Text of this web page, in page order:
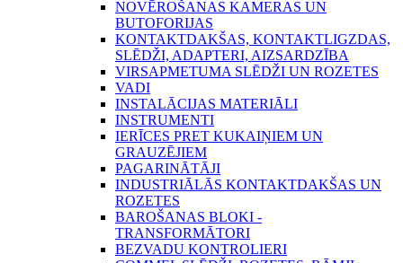
NOVĒROŠANAS KAMERAS UN
BUTOFORIJAS
KONTAKTDAKŠAS, KONTAKTLIGZDAS,
SLĒDŽI, ADAPTERI, AIZSARDZĪBA
VIRSAPMETUMA SLĒDŽI UN ROZETES
VADI
INSTALĀCIJAS MATERIĀLI
INSTRUMENTI
IERĪCES PRET KUKAIŅIEM UN
GRAUZĒJIEM
PAGARINĀTĀJI
INDUSTRIĀLĀS KONTAKTDAKŠAS UN
ROZETES
BAROŠANAS BLOKI -
TRANSFORMĀTORI
BEZVADU KONTROLIERI